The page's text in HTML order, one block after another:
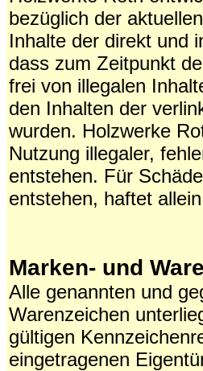
bezüglich der
Inhalte der direkt und
dass zum Zeitpunkt
frei von illegalen
den Inhalten der
wurden. Holzwerke
Nutzung illegaler,
entstehen. Für
entstehen, haftet
Marken- und
Alle genannten und
Warenzeichen
gültigen
eingetragenen